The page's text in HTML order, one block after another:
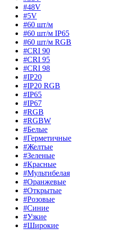
#48V
#5V
#60 шт/м
#60 шт/м IP65
#60 шт/м RGB
#CRI 90
#CRI 95
#CRI 98
#IP20
#IP20 RGB
#IP65
#IP67
#RGB
#RGBW
#Белые
#Герметичные
#Желтые
#Зеленые
#Красные
#Мультибелая
#Оранжевые
#Открытые
#Розовые
#Синие
#Узкие
#Широкие